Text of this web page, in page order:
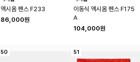
엑시옴 펜스 F233
86,000원
이동식 엑시옴 펜스 F175
A
104,000원
50 51